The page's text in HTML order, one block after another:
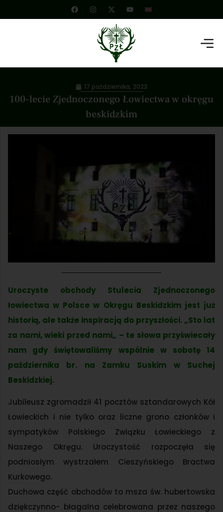
100-lecie Zjednoczonego Łowiectwa w okręgu
beskidzkim
17 października, 2023
Uroczyste obchody Stulecia Zjednoczonego
łowiectwa w Polsce w Okręgu Beskidzkim jest już
historią, ale także inspiracją do przyszłości. „Sto lat
za nami, wieki przed nami„ – te słowa przyświecały
nam gdy świętowaliśmy wspólnie w sobotę 14
października br. na Zamku Suskim w Suchej
Beskidzkiej.
Jubileusz zgromadził 41 pocztów sztandarowych Kół
Łowieckich i nie tylko oraz liczne grono członków i
sympatyków Polskiego Związku Łowieckiego z
Naszego Okręgu. Uroczystość rozpoczęła się
podniosłym wystrzałem Cieszyńskiego Bractwa
Kurkowego.
Duchowa część obchodów to msza św. hubertowska
dziękczynno- błagalna celebrowana przez naszego